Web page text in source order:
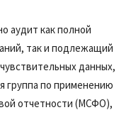
аудит как полной
так и подлежащий
данных,
группа по применению
отчетности (МСФО),